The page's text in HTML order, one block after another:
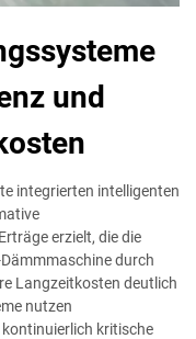
und
integrierten intelligenten
erzielt, die die
durch
Langzeitkosten deutlich
nutzen
kritische